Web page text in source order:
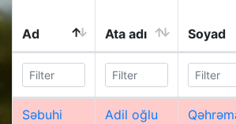
Ad Ata adı Soyad
Səbuhi Adil oğlu